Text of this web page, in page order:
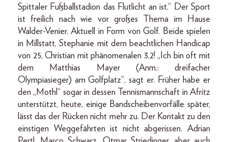
Spittaler Fußballstadion das Flutlicht an ist.“ Der Sport
ist freilich nach wie vor großes Thema im Hause
Walder-Venier. Aktuell in Form von Golf. Beide spielen
in Millstatt, Stephanie mit dem beachtlichen Handicap
von 25, Christian mit phänomenalen 3,2! „Ich bin oft mit
dem Matthias Mayer (Anm.: dreifacher
Olympiasieger) am Golfplatz“, sagt er. Früher habe er
den „Mothl“ sogar in dessen Tennismannschaft in Afritz
unterstützt, heute, einige Bandscheibenvorfälle später,
lässt das der Rücken nicht mehr zu. Der Kontakt zu den
einstigen Weggefährten ist nicht abgerissen. Adrian